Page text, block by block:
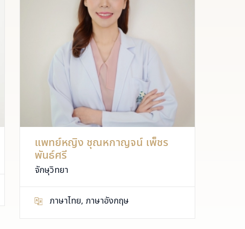
แพทย์หญิง ชุณหกาญจน์ เพ็ชร
พันธ์ศรี
จักษุวิทยา
ภาษาไทย, ภาษาอังกฤษ